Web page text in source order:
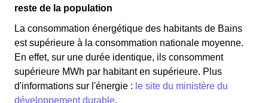
reste de la population
La consommation énergétique des habitants de Bains
est supérieure à la consommation nationale moyenne.
En effet, sur une durée identique, ils consomment
supérieure MWh par habitant en supérieure. Plus
d'informations sur l'énergie : le site du ministère du
développement durable.